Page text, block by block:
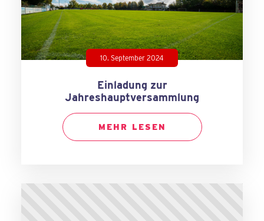
10. September 2024
Einladung zur
Jahreshauptversammlung
MEHR LESEN